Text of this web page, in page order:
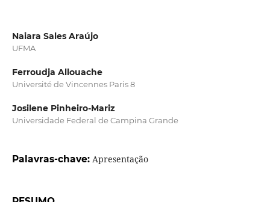
Naiara Sales Araújo
UFMA
Ferroudja Allouache
Université de Vincennes Paris 8
Josilene Pinheiro-Mariz
Universidade Federal de Campina Grande
Palavras-chave: Apresentação